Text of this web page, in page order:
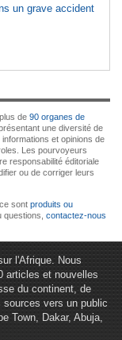
un grave accident
de 90 organes de
une diversité de
et opinions de
Les pourvoyeurs
responsabilité éditoriale
ou de corriger leurs
sont produits ou
questions, contactez-nous
l'Afrique. Nous
articles et nouvelles
du continent, de
sources vers un public
Town, Dakar, Abuja,